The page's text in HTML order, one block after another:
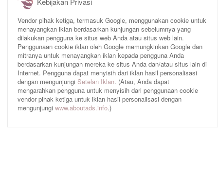
Vendor pihak ketiga, termasuk Google, menggunakan cookie untuk
menayangkan iklan berdasarkan kunjungan sebelumnya yang
dilakukan pengguna ke situs web Anda atau situs web lain.
Penggunaan cookie iklan oleh Google memungkinkan Google dan
mitranya untuk menayangkan iklan kepada pengguna Anda
berdasarkan kunjungan mereka ke situs Anda dan/atau situs lain di
Internet. Pengguna dapat menyisih dari iklan hasil personalisasi
dengan mengunjungi Setelan Iklan. (Atau, Anda dapat
mengarahkan pengguna untuk menyisih dari penggunaan cookie
vendor pihak ketiga untuk iklan hasil personalisasi dengan
mengunjungi www.aboutads.info.)